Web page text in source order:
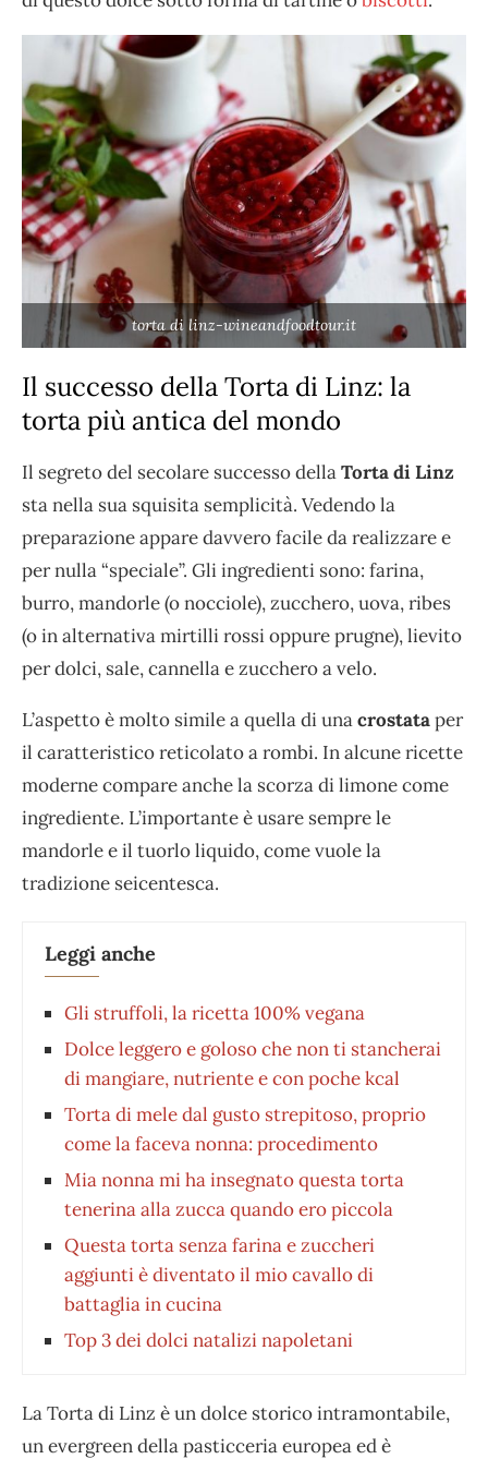
torta di linz-wineandfoodtour.it
Il successo della Torta di Linz: la
torta più antica del mondo
Il segreto del secolare successo dellaTorta di Linz
sta nella sua squisita semplicità. Vedendo la
preparazione appare davvero facile da realizzare e
per nulla “speciale”. Gli ingredienti sono: farina,
burro, mandorle (o nocciole), zucchero, uova, ribes
(o in alternativa mirtilli rossi oppure prugne), lievito
per dolci, sale, cannella e zucchero a velo.
L’aspetto è molto simile a quella di unacrostataper
il caratteristico reticolato a rombi. In alcune ricette
moderne compare anche la scorza di limone come
ingrediente. L’importante è usare sempre le
mandorle e il tuorlo liquido, come vuole la
tradizione seicentesca.
Leggi anche
Gli struffoli, la ricetta 100% vegana
Dolce leggero e goloso che non ti stancherai
di mangiare, nutriente e con poche kcal
Torta di mele dal gusto strepitoso, proprio
come la faceva nonna: procedimento
Mia nonna mi ha insegnato questa torta
tenerina alla zucca quando ero piccola
Questa torta senza farina e zuccheri
aggiunti è diventato il mio cavallo di
battaglia in cucina
Top 3 dei dolci natalizi napoletani
La Torta di Linz è un dolce storico intramontabile,
un evergreen della pasticceria europea ed è